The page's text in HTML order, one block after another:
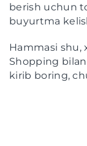
berish uchun
buyurtma
Hammasi shu,
Shopping
kirib boring,